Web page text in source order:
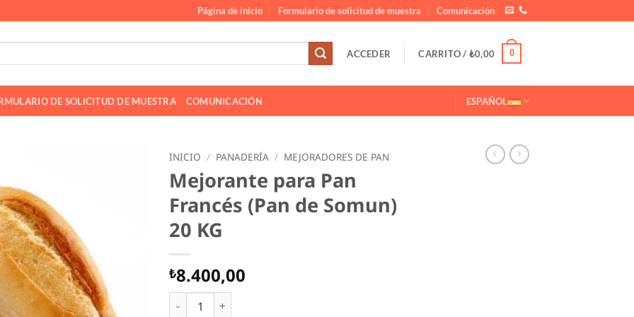
Página de inicio Formulario de solicitud de muestra Comunicación
ACCEDER CARRITO / ₺0,00 0
DE SOLICITUD DE MUESTRA COMUNICACIÓN ESPAÑOL
INICIO / PANADERÍA / MEJORADORES DE PAN
Mejorante para Pan
Francés (Pan de Somun)
20 KG
₺8.400,00
Mejorante para Pan Francés (Pan de Somun) 20 KG cantidad